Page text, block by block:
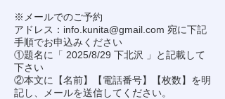
※メールでのご予約
アドレス： info.kunita@gmail.com 宛に下記
手順でお申込みください
①題名に「 2025/8/29 下北沢 」と記載して
下さい
②本文に【名前】【電話番号】【枚数】を明
記し、メールを送信してください。